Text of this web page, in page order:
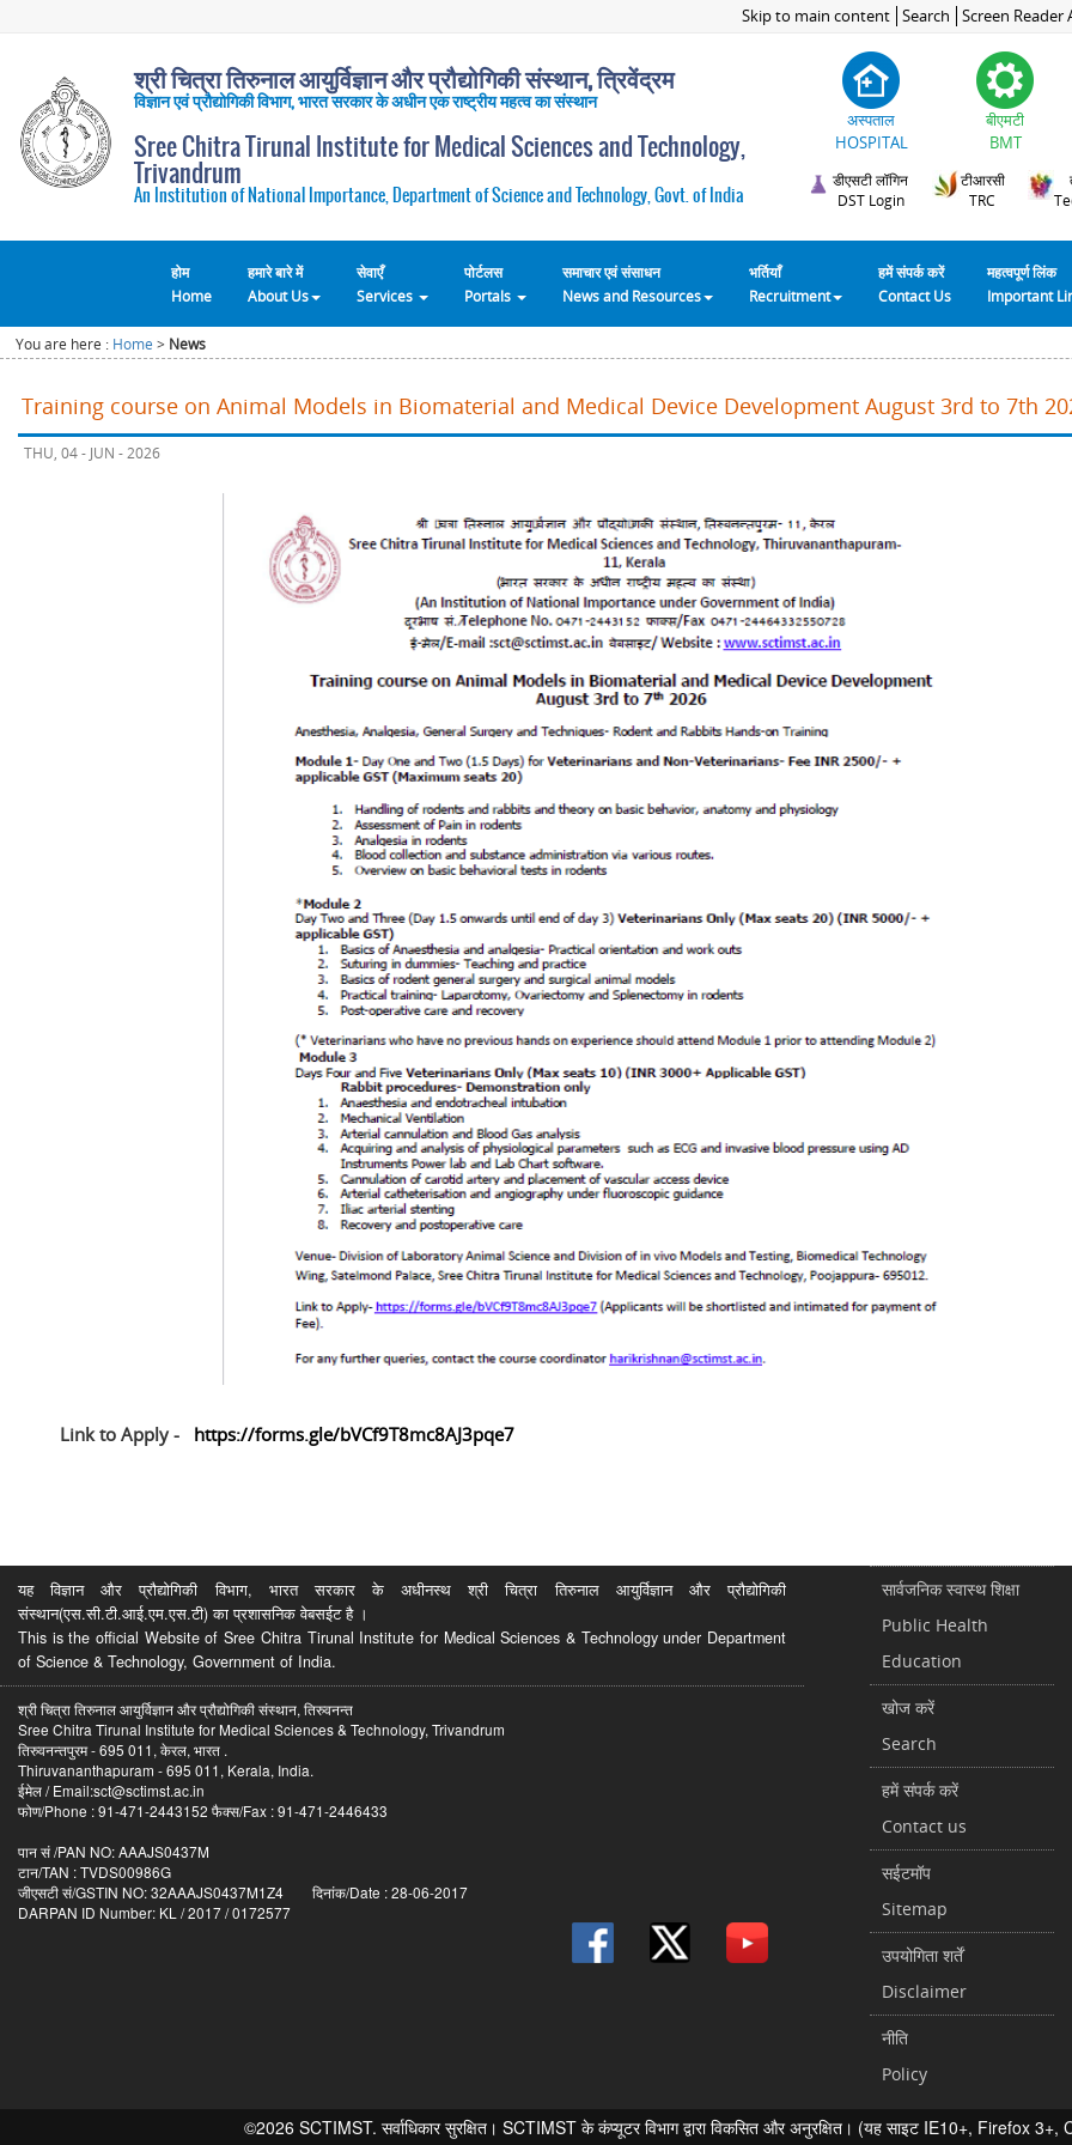
Skip to main content Search Screen Reader
श्री चित्रा तिरुनाल आयुर्विज्ञान और प्रौद्योगिकी संस्थान, त्रिवेंद्रम
विज्ञान एवं प्रौद्योगिकी विभाग, भारत सरकार के अधीन एक राष्ट्रीय महत्व का संस्थान
Sree Chitra Tirunal Institute for Medical Sciences and Technology,
Trivandrum
An Institution of National Importance, Department of Science and Technology, Govt. of India
अस्पताल
HOSPITAL
बीएमटी
BMT
डीएसटी लॉगिन
DST Login
टीआरसी
TRC
होम
Home
हमारे बारे में
About Us
सेवाएँ
Services
पोर्टलस
Portals
समाचार एवं संसाधन
News and Resources
भर्तियाँ
Recruitment
हमें संपर्क करें
Contact Us
महत्वपूर्ण लिंक
Important
You are here : Home > News
Training course on Animal Models in Biomaterial and Medical Device Development August 3rd to 7th
THU, 04 - JUN - 2026
Link to Apply - https://forms.gle/bVCf9T8mc8AJ3pqe7
यह विज्ञान और प्रौद्योगिकी विभाग, भारत सरकार के अधीनस्थ श्री चित्रा तिरुनाल आयुर्विज्ञान और प्रौद्योगिकी
संस्थान(एस.सी.टी.आई.एम.एस.टी) का प्रशासनिक वेबसईट है ।
This is the official Website of Sree Chitra Tirunal Institute for Medical Sciences & Technology under Department
of Science & Technology, Government of India.
श्री चित्रा तिरुनाल आयुर्विज्ञान और प्रौद्योगिकी संस्थान, तिरुवनन्त
Sree Chitra Tirunal Institute for Medical Sciences & Technology, Trivandrum
तिरुवनन्तपुरम - 695 011, केरल, भारत .
Thiruvananthapuram - 695 011, Kerala, India.
ईमेल / Email:sct@sctimst.ac.in
फोण/Phone : 91-471-2443152 फैक्स/Fax : 91-471-2446433
पान सं /PAN NO: AAAJS0437M
टान/TAN : TVDS00986G
जीएसटी सं/GSTIN NO: 32AAAJS0437M1Z4 दिनांक/Date : 28-06-2017
DARPAN ID Number: KL / 2017 / 0172577
सार्वजनिक स्वास्थ शिक्षा
Public Health
Education
खोज करें
Search
हमें संपर्क करें
Contact us
सईटमॉप
Sitemap
उपयोगिता शर्तें
Disclaimer
नीति
Policy
©2026 SCTIMST. सर्वाधिकार सुरक्षित। SCTIMST के कंप्यूटर विभाग द्वारा विकसित और अनुरक्षित। (यह साइट IE10+, Firefox